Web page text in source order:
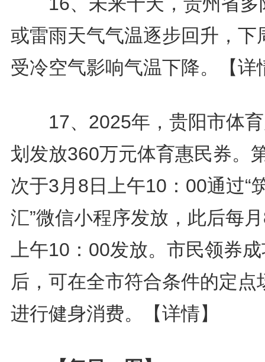
或雷雨天气气温逐步回升，下
受冷空气影响气温下降。
【
17、2025年，贵阳市体育
划发放360万元体育惠民券。
次于3月8日上午10：00通过“
汇”微信小程序发放，此后每
上午10：00发放。市民领券
后，可在全市符合条件的定点
进行健身消费。
【详情】